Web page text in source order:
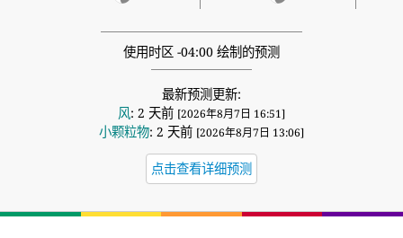
使用时区 -04:00 绘制的预测
最新预测更新:
风: 2 天前 [2026年8月7日 16:51]
小颗粒物: 2 天前 [2026年8月7日 13:06]
点击查看详细预测